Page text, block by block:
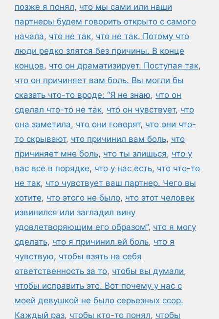
позже я понял, что мы сами или наши
партнеры будем говорить открыто с самого
начала, что не так, что не так. Потому что
люди редко злятся без причины. В конце
концов, что он драматизирует. Поступая так,
что он причиняет вам боль. Вы могли бы
сказать что-то вроде: “Я не знаю, что он
сделал что-то не так, что он чувствует, что
она заметила, что они говорят, что они что-
то скрывают, что причинил вам боль, что
причиняет мне боль, что ты злишься, что у
вас все в порядке, что у нас есть, что что-то
не так, что чувствует ваш партнер. Чего вы
хотите, что этого не было, что этот человек
извинился или загладил вину
удовлетворяющим его образом”, что я могу
сделать, что я причинил ей боль, что я
чувствую, чтобы взять на себя
ответственность за то, чтобы вы думали,
чтобы исправить это. Вот почему у нас с
моей девушкой не было серьезных ссор.
Каждый раз, чтобы кто-то понял, чтобы